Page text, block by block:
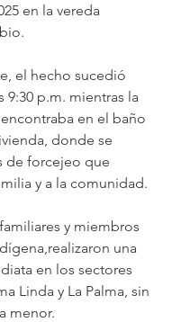
en la vereda
el hecho sucedió
9:30 p.m. mientras la
en el baño
donde se
de forcejeo que
y a la comunidad.
y miembros
una
en los sectores
Linda y La Palma, sin
menor.